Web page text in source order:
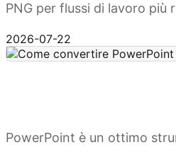
PNG per flussi di lavoro più
2026-07-22
PowerPoint è un ottimo